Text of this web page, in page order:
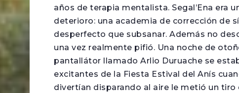
años de terapia mentalista. Segal’Ena era
deterioro: una academia de corrección de
desperfecto que subsanar. Además no
una vez realmente pifió. Una noche de
pantallátor llamado Arlio Duruache se
excitantes de la Fiesta Estival del Anís
divertían disparando al aire le metió un tiro